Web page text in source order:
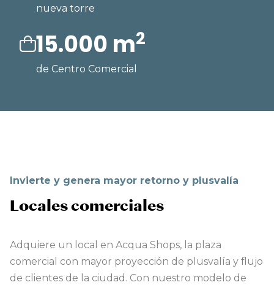
nueva torre
15.000 m2
de Centro Comercial
Invierte y genera mayor retorno y plusvalía
Locales comerciales
Adquiere un local en Acqua Shops, la plaza
comercial con mayor proyección de plusvalía y flujo
de clientes de la ciudad. Con nuestro modelo de